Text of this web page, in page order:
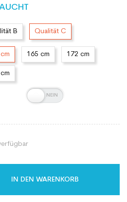
B Qualität C
165 cm 172 cm
IN DEN WARENKORB